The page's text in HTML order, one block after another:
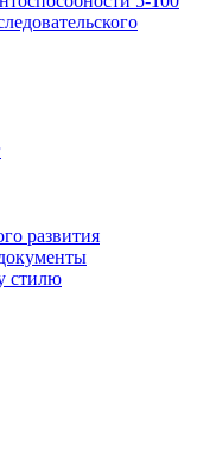
развития
стилю